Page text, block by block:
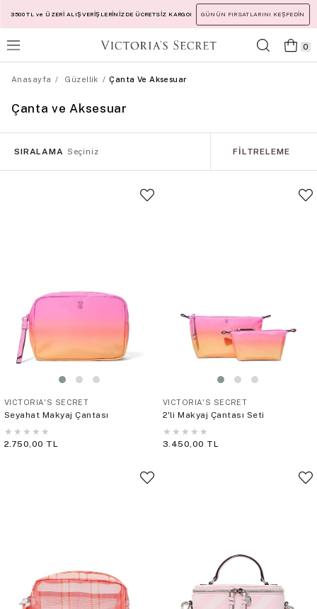
3500 TL ve ÜZERİ ALIŞVERİŞLERİNİZDE ÜCRETSİZ KARGO! GÜNÜN FIRSATLARINI KEŞFEDİN
0
Anasayfa Güzellik Çanta Ve Aksesuar
Çanta ve Aksesuar
FILTRELEME
SIRALAMA Seçiniz
VICTORIA'S SECRET
Seyahat Makyaj Çantası
★ ★ ★ ★ ★
2.750,00 TL
VICTORIA'S SECRET
2'li Makyaj Çantası Seti
★ ★ ★ ★ ★
3.450,00 TL